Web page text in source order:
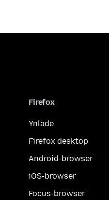
Firefox
Ynlade
Firefox desktop
Android-browser
iOS-browser
Focus-browser